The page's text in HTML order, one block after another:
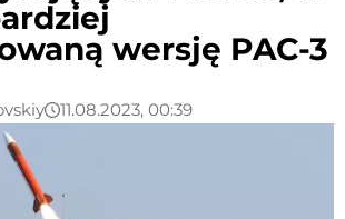
wersję PAC-3
11.08.2023, 00:39